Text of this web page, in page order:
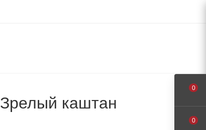
каштан
0
0